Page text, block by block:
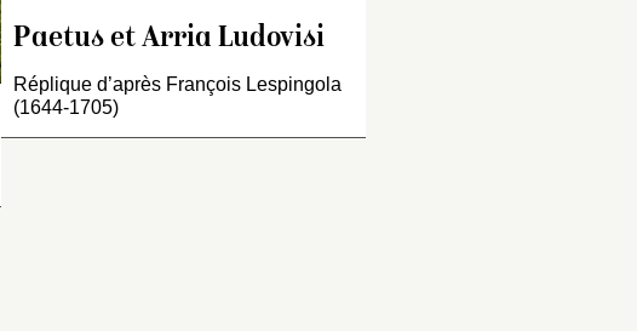
Inventaire de 1722 : « Un
grouppe de deux figures,
Paetus et Arria Ludovisi
Réplique d’après François Lespingola
(1644-1705)